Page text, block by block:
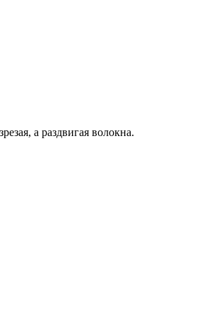
а раздвигая волокна.